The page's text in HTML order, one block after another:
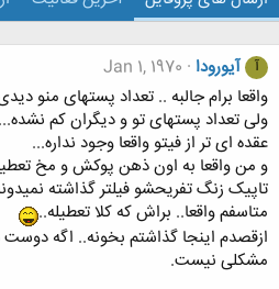
آ آیورودا Jan 1, 1970
واقعا برام جالبه .. تعداد پستهای منو
ولی تعداد پستهای تو و دیگران کم نشده...
عقده ای تر از فیتو واقعا وجود نداره...
و من واقعا به اون ذهن پوکش و مخ
تاپیک زنگ تفریحشو فیلتر گذاشته
متاسفم واقعا.. براش که کلا تعطیله..
ازقصدم اینجا گذاشتم بخونه.. اگه دوست
مشکلی نیست.